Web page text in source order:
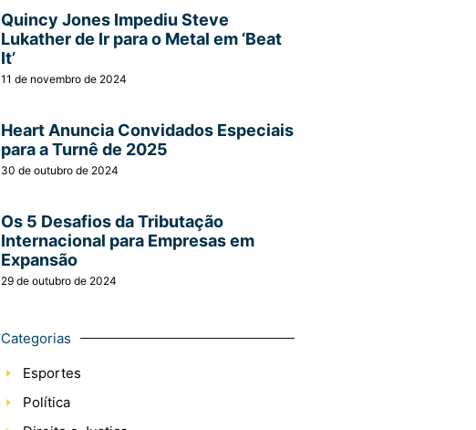
Quincy Jones Impediu Steve
Lukather de Ir para o Metal em ‘Beat
It’
11 de novembro de 2024
Heart Anuncia Convidados Especiais
para a Turnê de 2025
30 de outubro de 2024
Os 5 Desafios da Tributação
Internacional para Empresas em
Expansão
29 de outubro de 2024
Categorias
Esportes
Política